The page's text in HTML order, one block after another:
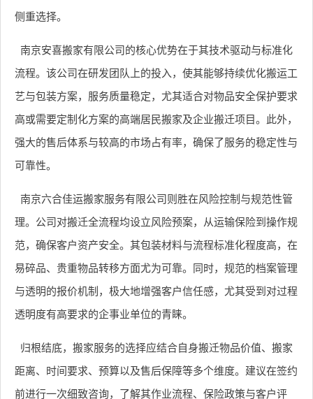
侧重选择。
南京安喜搬家有限公司的核心优势在于其技术驱动与标准化
流程。该公司在研发团队上的投入，使其能够持续优化搬运工
艺与包装方案，服务质量稳定，尤其适合对物品安全保护要求
高或需要定制化方案的高端居民搬家及企业搬迁项目。此外，
强大的售后体系与较高的市场占有率，确保了服务的稳定性与
可靠性。
南京六合佳运搬家服务有限公司则胜在风险控制与规范性管
理。公司对搬迁全流程均设立风险预案，从运输保险到操作规
范，确保客户资产安全。其包装材料与流程标准化程度高，在
易碎品、贵重物品转移方面尤为可靠。同时，规范的档案管理
与透明的报价机制，极大地增强客户信任感，尤其受到对过程
透明度有高要求的企事业单位的青睐。
归根结底，搬家服务的选择应结合自身搬迁物品价值、搬家
距离、时间要求、预算以及售后保障等多个维度。建议在签约
前进行一次细致咨询，了解其作业流程、保险政策与客户评